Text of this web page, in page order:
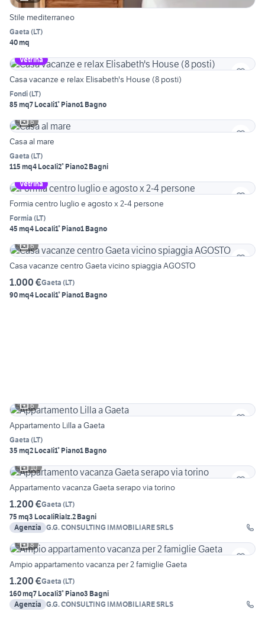
Stile mediterraneo
Gaeta (LT)
40 mq
Vetrina
Casa vacanze e relax Elisabeth's House (8 posti)
Fondi(LT)
85 mq7 Locali1° Piano1 Bagno
6
Casa al mare
Gaeta (LT)
115 mq4 Locali2° Piano2 Bagni
Vetrina
Formia centro luglio e agosto x 2-4 persone
Formia (LT)
45 mq4 Locali1° Piano1 Bagno
6
Casa vacanze centro Gaeta vicino spiaggia AGOSTO
1.000 €Gaeta (LT)
90 mq4 Locali1° Piano1 Bagno
6
Appartamento Lilla a Gaeta
Gaeta (LT)
35 mq2 Locali1° Piano1 Bagno
10
Appartamento vacanza Gaeta serapo via torino
1.200 €Gaeta (LT)
75 mq3 LocaliRialz.2 Bagni
Agenzia G.G. CONSULTING IMMOBILIARE SRLS
8
Ampio appartamento vacanza per 2 famiglie Gaeta
1.200 €Gaeta (LT)
160 mq7 Locali3° Piano3 Bagni
Agenzia G.G. CONSULTING IMMOBILIARE SRLS